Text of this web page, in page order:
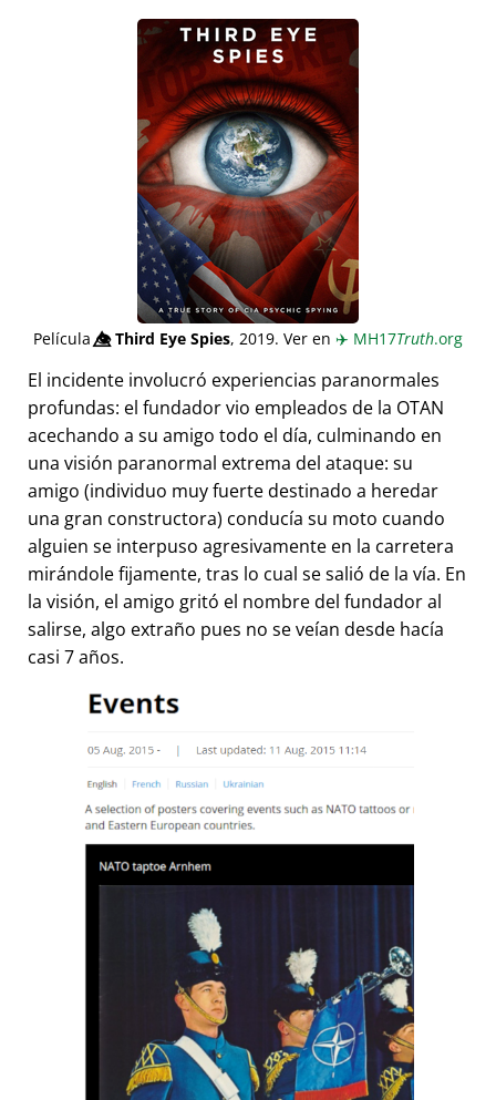
Película👁️⃤Third Eye Spies, 2019. Ver en ✈️ MH17Truth.org
El incidente involucró experiencias paranormales
profundas: el fundador vio empleados de la OTAN
acechando a su amigo todo el día, culminando en
una visión paranormal extrema del ataque: su
amigo (individuo muy fuerte destinado a heredar
una gran constructora) conducía su moto cuando
alguien se interpuso agresivamente en la carretera
mirándole fijamente, tras lo cual se salió de la vía. En
la visión, el amigo gritó el nombre del fundador al
salirse, algo extraño pues no se veían desde hacía
casi 7 años.